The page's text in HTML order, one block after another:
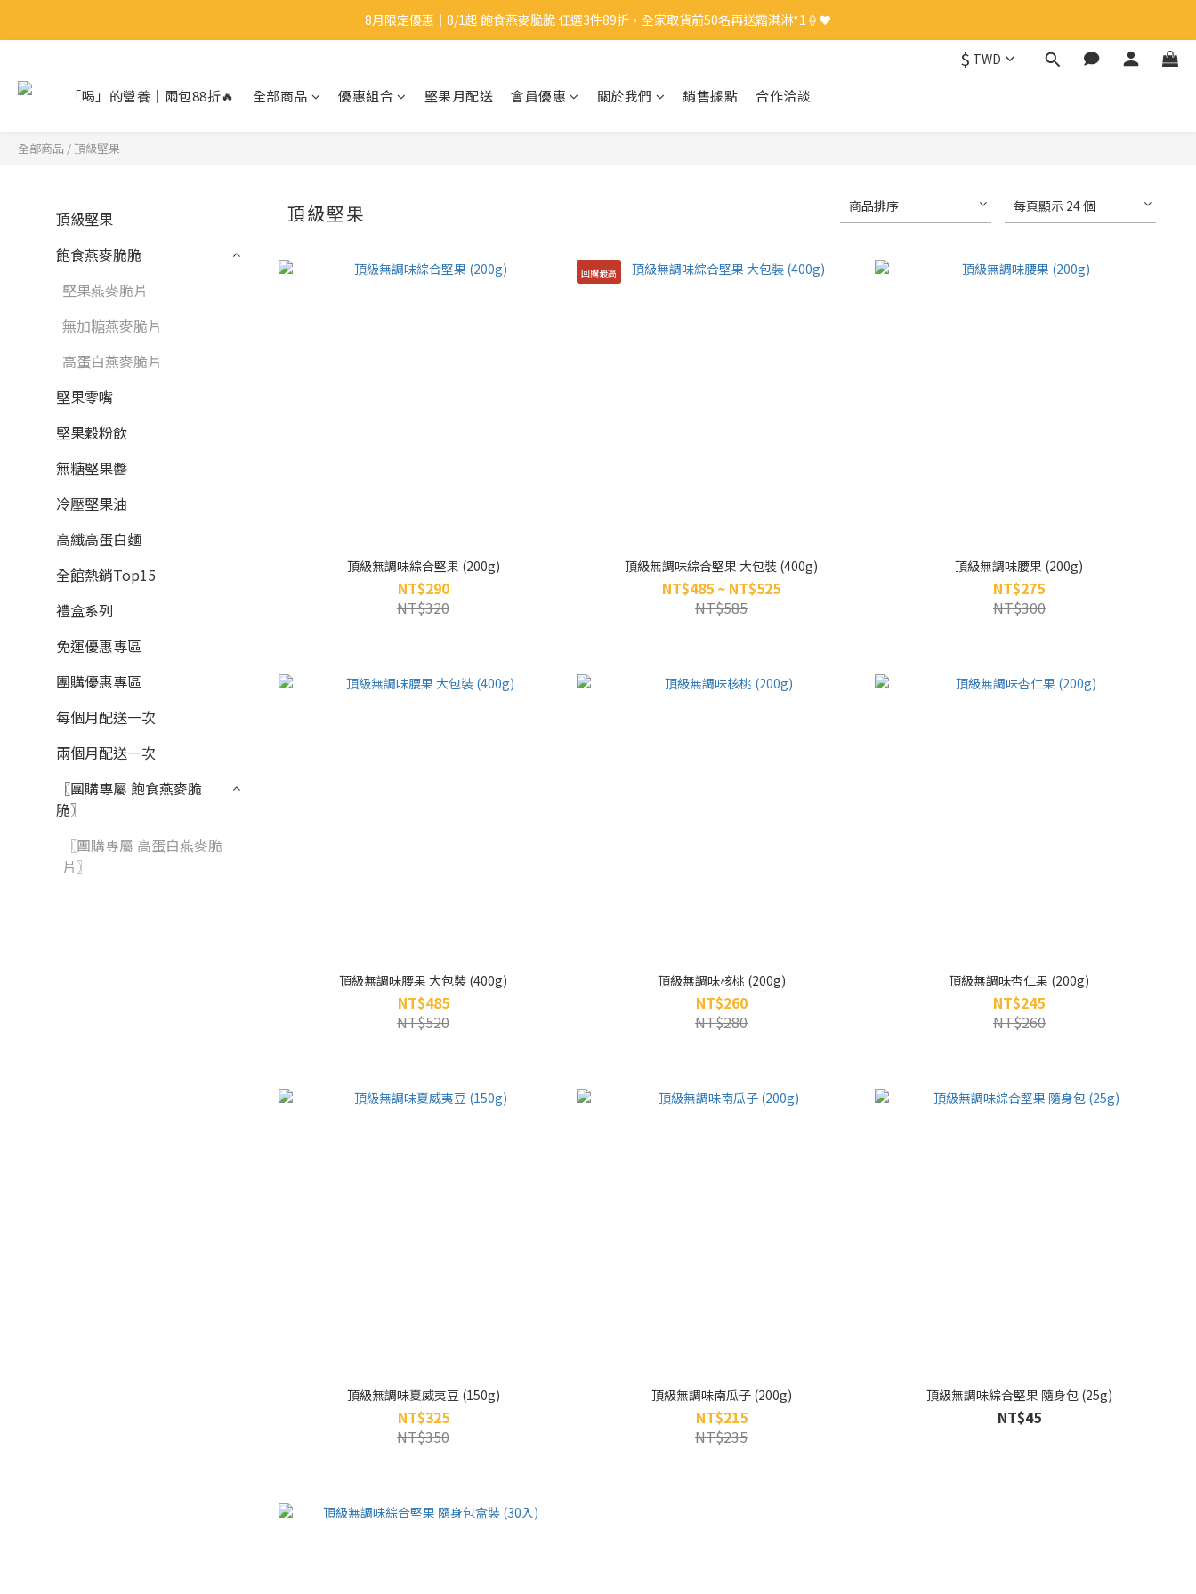
8月限定優惠｜8/1起 飽食燕麥脆脆 任選3件89折，全家取貨前50名再送霜淇淋*1🍦❤️
8月限定優惠｜8/1起 飽食燕麥脆脆 任選3件89折，全家取貨前50名再送霜淇淋*1🍦❤️
8月限定優惠｜8/1起 飽食燕麥脆脆 任選3件89折，全家取貨前50名再送霜淇淋*1🍦❤️
$ TWD
「喝」的營養｜兩包88折🔥 全部商品 優惠組合 堅果月配送 會員優惠 關於我們 銷售據點 合作洽談
全部商品 / 頂級堅果
頂級堅果
飽食燕麥脆脆
堅果燕麥脆片
無加糖燕麥脆片
高蛋白燕麥脆片
堅果零嘴
堅果穀粉飲
無糖堅果醬
冷壓堅果油
高纖高蛋白麵
全館熱銷Top15
禮盒系列
免運優惠專區
團購優惠專區
每個月配送一次
兩個月配送一次
〖團購專屬 飽食燕麥脆
脆〗
〖團購專屬 高蛋白燕麥脆
片〗
頂級堅果 商品排序 每頁顯示 24 個
頂級無調味綜合堅果 (200g)
NT$290
NT$320
回購最高
頂級無調味綜合堅果 大包裝 (400g)
NT$485 ~ NT$525
NT$585
頂級無調味腰果 (200g)
NT$275
NT$300
頂級無調味腰果 大包裝 (400g)
NT$485
NT$520
頂級無調味核桃 (200g)
NT$260
NT$280
頂級無調味杏仁果 (200g)
NT$245
NT$260
頂級無調味夏威夷豆 (150g)
NT$325
NT$350
頂級無調味南瓜子 (200g)
NT$215
NT$235
頂級無調味綜合堅果 隨身包 (25g)
NT$45